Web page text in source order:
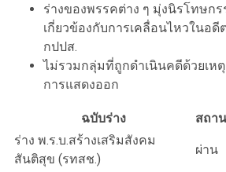
ร่างของพรรคต่าง ๆ มุ่งนิรโทษก
เกี่ยวข้องกับการเคลื่อนไหวในอดี
กปปส.
ไม่รวมกลุ่มที่ถูกดำเนินคดีด้วยเห
การแสดงออก
ฉบับร่าง สถา
ร่าง พ.ร.บ.สร้างเสริมสังคม
สันติสุข (รทสช.)
ผ่าน